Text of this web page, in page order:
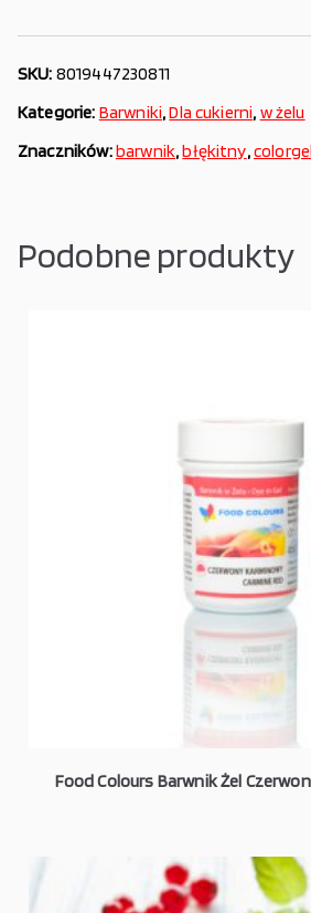
SKU: 8019447230811
Kategorie: Barwniki,Dla cukierni, w żelu
Znaczników:barwnik,błękitny,colorgel
Podobne produkty
Food Colours Barwnik Żel